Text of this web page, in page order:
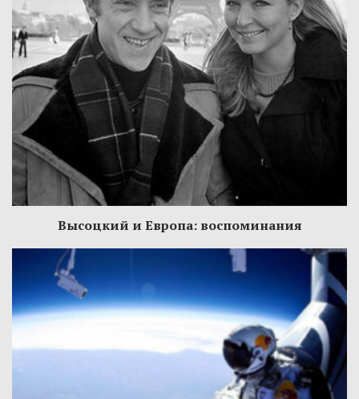
Высоцкий и Европа: воспоминания